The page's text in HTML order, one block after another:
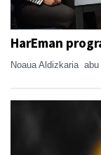
HarEman
Noaua Aldizkaria